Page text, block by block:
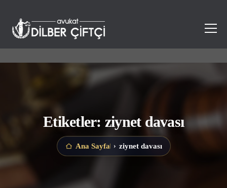
Etiketler: ziynet davası
Ana Sayfa › ziynet davası